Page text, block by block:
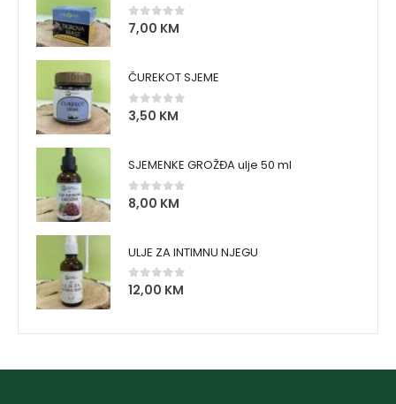
0 out of 5
7,00 KM
ČUREKOT SJEME
0 out of 5
3,50 KM
SJEMENKE GROŽĐA ulje 50 ml
0 out of 5
8,00 KM
ULJE ZA INTIMNU NJEGU
0out of 5
12,00 KM